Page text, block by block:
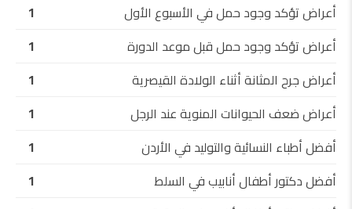
أعراض تؤكد وجود حمل في الأسبوع الأول
1
أعراض تؤكد وجود حمل قبل موعد الدورة
1
أعراض جرح المثانة أثناء الولادة القيصرية
1
أعراض ضعف الحيوانات المنوية عند الرجل
1
أفضل أطباء النسائية والتوليد في الأردن
1
أفضل دكتور أطفال أنابيب في السلط
1